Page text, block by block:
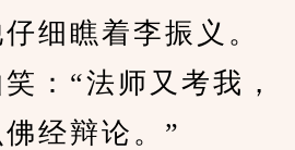
瞧着李振义。
“法师又考我，
经辩论。”